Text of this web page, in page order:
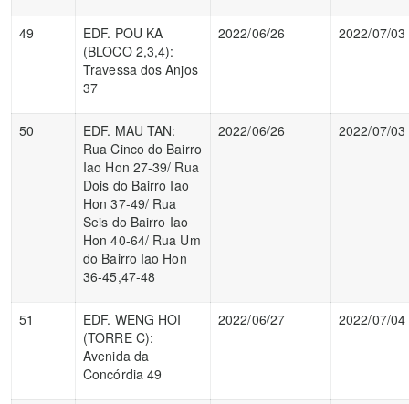
49
EDF. POU KA
(BLOCO 2,3,4):
Travessa dos Anjos
37
2022/06/26 2022/07/03
50
EDF. MAU TAN:
Rua Cinco do Bairro
Iao Hon 27-39/ Rua
Dois do Bairro Iao
Hon 37-49/ Rua
Seis do Bairro Iao
Hon 40-64/ Rua Um
do Bairro Iao Hon
36-45,47-48
2022/06/26 2022/07/03
51
EDF. WENG HOI
(TORRE C):
Avenida da
Concórdia 49
2022/06/27 2022/07/04